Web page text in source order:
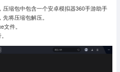
压缩包中包含一个安卓模拟器360手游助手
将压缩包解压。
件。